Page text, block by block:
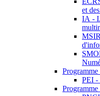
et
IA -
Programme
PEI -